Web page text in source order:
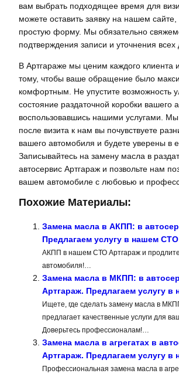
вам выбрать подходящее время для
можете оставить заявку на нашем сайте,
простую форму. Мы обязательно
подтверждения записи и уточнения всех
В Артгараже мы ценим каждого клиента
тому, чтобы ваше обращение было
комфортным. Не упустите возможность
состояние раздаточной коробки вашего
воспользовавшись нашими услугами.
после визита к нам вы почувствуете
вашего автомобиля и будете уверены в
Записывайтесь на замену масла в
автосервис Артгараж и позвольте нам
вашем автомобиле с любовью и
Похожие Материалы:
Замена масла в АКПП: в
Предлагаем услугу в нашем СТО
АКПП в нашем СТО Артгараж и
автомобиля!…
Замена масла в МКПП: в
Артгараж. Предлагаем услугу
Ищете, где сделать замену масла в
предлагает качественные услуги для
Доверьтесь профессионалам!…
Замена масла в агрегатах в
Артгараж. Предлагаем услугу
Профессиональная замена масла в